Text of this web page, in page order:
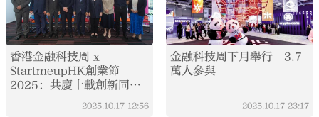
香港金融科技周 x
StartmeupHK創業節
2025：共慶十載創新同
行 規模空前環球嘉賓雲集
2025.10.17 12:56
金融科技周下月舉行 3.7
萬人參與
2025.10.17 23:17